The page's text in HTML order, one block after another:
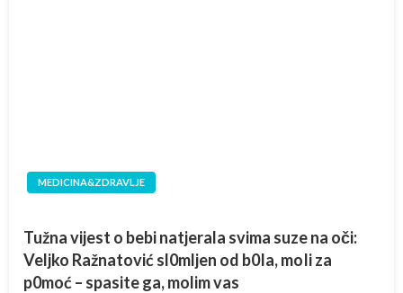
MEDICINA&ZDRAVLJE
Tužna vijest o bebi natjerala svima suze na oči:
Veljko Ražnatović sl0mljen od b0Ia, moIi za
p0moć – spasite ga, molim vas